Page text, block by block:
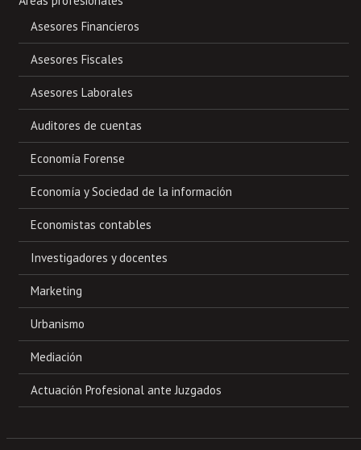
Asesores Financieros
Asesores Fiscales
Asesores Laborales
Auditores de cuentas
Economía Forense
Economía y Sociedad de la información
Economistas contables
Investigadores y docentes
Marketing
Urbanismo
Mediación
Actuación Profesional ante Juzgados